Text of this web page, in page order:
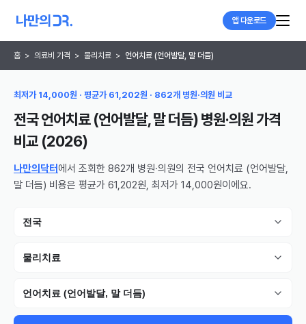
앱 다운로드
홈 > 의료비 가격 > 물리치료 > 언어치료 (언어발달, 말 더듬)
최저가 14,000원 · 평균가 61,202원 · 862개 병원·의원 비교
전국 언어치료 (언어발달, 말 더듬) 병원·의원가격
비교 (2026)
나만의닥터 에서 조회한 862개 병원·의원의 전국 언어치료 (언어발달,
말 더듬) 비용은 평균가 61,202원, 최저가 14,000원이에요.
전국
물리치료
언어치료 (언어발달, 말 더듬)